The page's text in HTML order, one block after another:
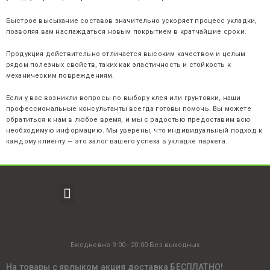
Быстрое высыхание составов значительно ускоряет процесс укладки,
позволяя вам наслаждаться новым покрытием в кратчайшие сроки.
Продукция действительно отличается высоким качеством и целым
рядом полезных свойств, таких как эластичность и стойкость к
механическим повреждениям.
Если у вас возникли вопросы по выбору клея или грунтовки, наши
профессиональные консультанты всегда готовы помочь. Вы можете
обратиться к нам в любое время, и мы с радостью предоставим всю
необходимую информацию. Мы уверены, что индивидуальный подход к
каждому клиенту — это залог вашего успеха в укладке паркета.
Ежедневно 9:00—20:00 Без выходных
На товары с ярлыком акция доставка БЕСПЛАТНО!